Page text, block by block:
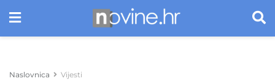
Naslovnica Vijesti